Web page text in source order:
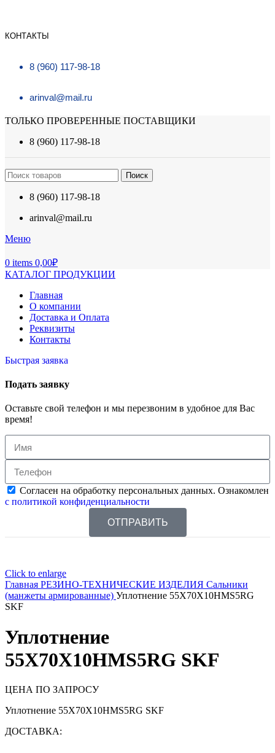
КОНТАКТЫ
8 (960) 117-98-18
arinval@mail.ru
ТОЛЬКО ПРОВЕРЕННЫЕ ПОСТАВЩИКИ
8 (960) 117-98-18
Поиск
8 (960) 117-98-18
arinval@mail.ru
Меню
0 items 0,00₽
КАТАЛОГ ПРОДУКЦИИ
Главная
О компании
Доставка и Оплата
Реквизиты
Контакты
Быстрая заявка
Подать заявку
Оставьте свой телефон и мы перезвоним в удобное для Вас
время!
Согласен на обработку персональных данных. Ознакомлен
с политикой конфиденциальности
ОТПРАВИТЬ
Click to enlarge
Главная РЕЗИНО-ТЕХНИЧЕСКИЕ ИЗДЕЛИЯ Сальники
(манжеты армированные) Уплотнение 55X70X10HMS5RG
SKF
Уплотнение
55X70X10HMS5RG SKF
ЦЕНА ПО ЗАПРОСУ
Уплотнение 55X70X10HMS5RG SKF
ДОСТАВКА: